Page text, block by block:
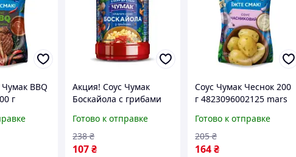
BBQ
г
Акция! Соус Чумак
Боскайола с грибами
(4823096008929) - По
лучшей цене!
Готово к отправке
107₴
238 ₴
Соус Чумак Чеснок 200
г 4823096002125 mars
Готово к отправке
164₴
205 ₴